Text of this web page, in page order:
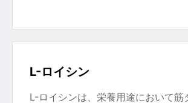
L-ロイシン
L-ロイシンは、栄養用途において筋